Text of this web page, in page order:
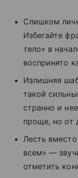
Слишком
Избегайте
тело» в
воспринято
Излишняя
такой
странно и
проще, но от
Лесть
всем» —
отметить